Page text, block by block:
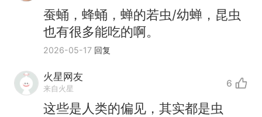
蚕蛹，蜂蛹，蝉的若虫/幼蝉，昆虫
也有很多能吃的啊。
2026-05-17 回复
火星网友
来自火星 6
这些是人类的偏见，其实都是虫